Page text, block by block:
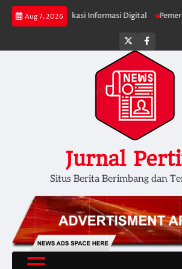
Skip
Aug 7, 2026
Verifikasi Informasi Digital Pemerintah
Twitterfacebook
Jurnal
Situs Berita Berimbang dan